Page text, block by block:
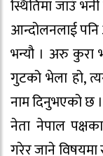
स्थितिमा जाउँ
आन्दोलनलाई पनि
भन्यौ । अरु कुरा
गुटको भेला हो,
नाम दिनुभएको छ
नेता नेपाल
गरेर जाने